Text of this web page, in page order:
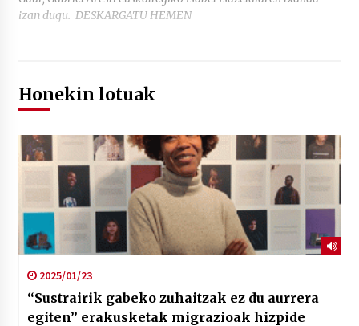
izan dugu. DESKARGATU HEMEN
Honekin lotuak
2025/01/23
“Sustrairik gabeko zuhaitzak ez du aurrera
egiten” erakusketak migrazioak hizpide